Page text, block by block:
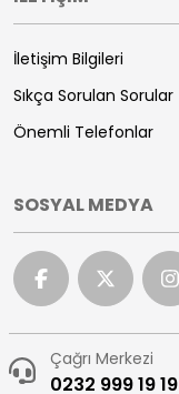
İletişim Bilgileri
Sıkça Sorulan Sorular
Önemli Telefonlar
SOSYAL MEDYA
Çağrı Merkezi
0232 999 19 19